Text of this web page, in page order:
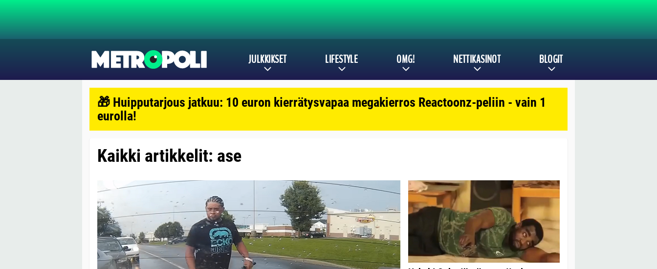
JULKKIKSET LIFESTYLE OMG! NETTIKASINOT BLOGIT
🎁 Huipputarjous jatkuu: 10 euron kierrätysvapaa megakierros Reactoonz-peliin - vain 1
eurolla!
Kaikki artikkelit: ase